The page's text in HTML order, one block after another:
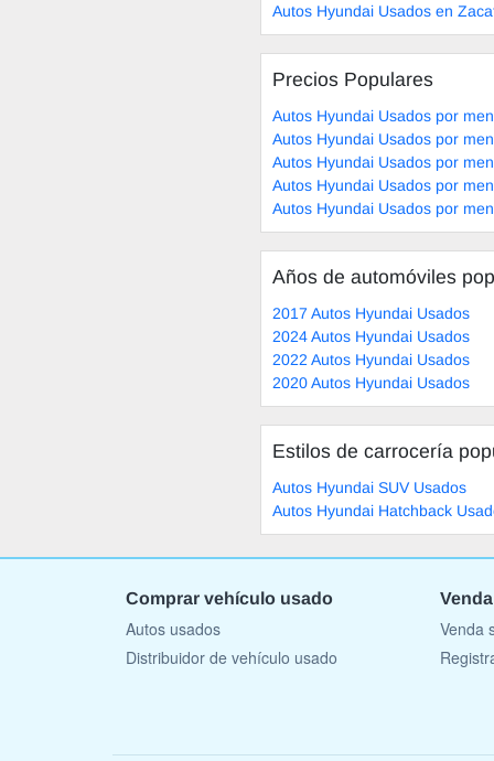
Autos Hyundai Usados en
Precios Populares
Autos Hyundai Usados por
Autos Hyundai Usados por
Autos Hyundai Usados por
Autos Hyundai Usados por
Autos Hyundai Usados por
Años de automóviles
2017 Autos Hyundai Usados
2024 Autos Hyundai Usados
2022 Autos Hyundai Usados
2020 Autos Hyundai Usados
Estilos de carrocería
Autos Hyundai SUV Usados
Autos Hyundai Hatchback
Comprar vehículo usado
Autos usados
Distribuidor de vehículo usado
Venda